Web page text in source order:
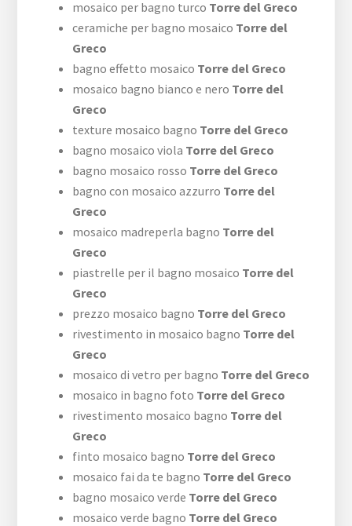
mosaico per bagno turco Torre del Greco
ceramiche per bagno mosaico Torre del
Greco
bagno effetto mosaico Torre del Greco
mosaico bagno bianco e nero Torre del
Greco
texture mosaico bagno Torre del Greco
bagno mosaico viola Torre del Greco
bagno mosaico rosso Torre del Greco
bagno con mosaico azzurro Torre del
Greco
mosaico madreperla bagno Torre del
Greco
piastrelle per il bagno mosaico Torre del
Greco
prezzo mosaico bagno Torre del Greco
rivestimento in mosaico bagno Torre del
Greco
mosaico di vetro per bagno Torre del Greco
mosaico in bagno foto Torre del Greco
rivestimento mosaico bagno Torre del
Greco
finto mosaico bagno Torre del Greco
mosaico fai da te bagno Torre del Greco
bagno mosaico verde Torre del Greco
mosaico verde bagno Torre del Greco